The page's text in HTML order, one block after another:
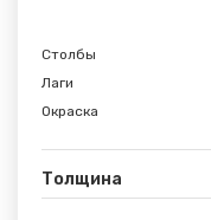
Столбы
Лаги
Окраска
Толщина